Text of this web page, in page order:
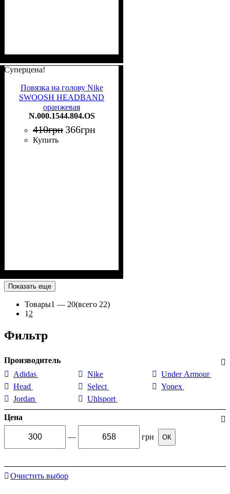
Суперцена!
Повязка на голову Nike
SWOOSH HEADBAND
оранжевая
N.000.1544.804.OS
N.000.1544.804.OS
410грн 366грн
Купить
Показать еще
Товары1 — 20(всего 22)
12
Фильтр
Производитель
Adidas
Head
Jordan
Nike
Select
Uhlsport
Under Armour
Yonex
Цена
— грн ОК
Очистить выбор